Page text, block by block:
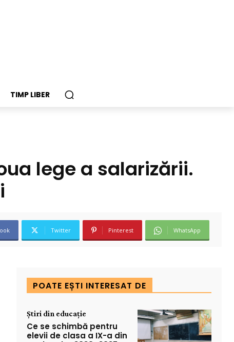
TIMP LIBER
lege a salarizării.
Twitter Pinterest WhatsApp
POATE EȘTI INTERESAT DE
Știri din educație
Ce se schimbă pentru
elevii de clasa a IX-a din